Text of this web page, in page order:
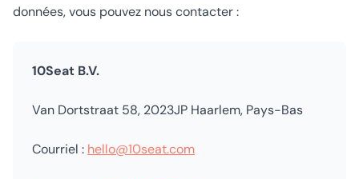
données, vous pouvez nous contacter :
10Seat B.V.
Van Dortstraat 58, 2023JP Haarlem, Pays-Bas
Courriel : hello@10seat.com